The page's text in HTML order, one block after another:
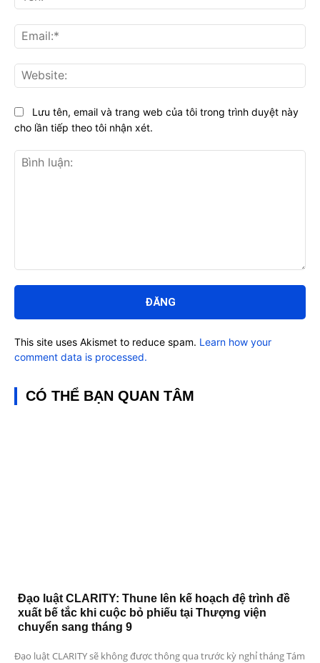
luận:
Lưu tên, email và trang web của tôi trong trình duyệt này
cho lần tiếp theo tôi nhận xét.
This site uses Akismet to reduce spam. Learn how your
comment data is processed.
CÓ THỂ BẠN QUAN TÂM
Đạo luật CLARITY: Thune lên kế hoạch đệ trình đề
xuất bế tắc khi cuộc bỏ phiếu tại Thượng viện
chuyển sang tháng 9
Đạo luật CLARITY sẽ không được thông qua trước kỳ nghỉ tháng Tám